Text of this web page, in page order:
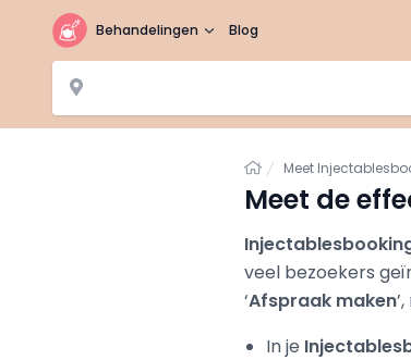
Behandelingen Blog
Home
Meet
Meet de
veel bezoekers
‘Afspraak maken
In je